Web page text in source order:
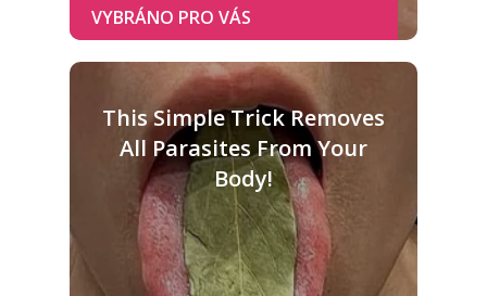
This Simple Trick Removes
All Parasites From Your
Body!